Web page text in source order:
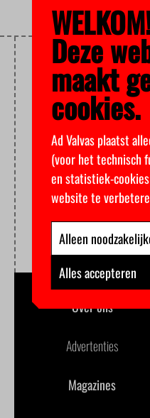
Over ons
Advertenties
Magazines
Deze
maakt
cookies.
Ad Valvas plaatst
(voor het technisch
en statistiek-
website te
Alleen
Alles accepteren